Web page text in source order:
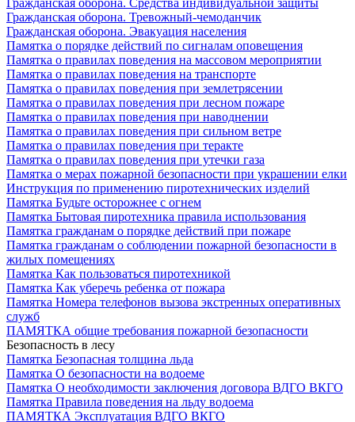
Гражданская оборона. Тревожный-чемоданчик
Гражданская оборона. Эвакуация населения
Памятка о порядке действий по сигналам оповещения
Памятка о правилах поведения на массовом мероприятии
Памятка о правилах поведения на транспорте
Памятка о правилах поведения при землетрясении
Памятка о правилах поведения при лесном пожаре
Памятка о правилах поведения при наводнении
Памятка о правилах поведения при сильном ветре
Памятка о правилах поведения при теракте
Памятка о правилах поведения при утечки газа
Памятка о мерах пожарной безопасности при украшении елки
Инструкция по применению пиротехнических изделий
Памятка Будьте осторожнее с огнем
Памятка Бытовая пиротехника правила использования
Памятка гражданам о порядке действий при пожаре
Памятка гражданам о соблюдении пожарной безопасности в
жилых помещениях
Памятка Как пользоваться пиротехникой
Памятка Как уберечь ребенка от пожара
Памятка Номера телефонов вызова экстренных оперативных
служб
ПАМЯТКА общие требования пожарной безопасности
Безопасность в лесу
Памятка Безопасная толщина льда
Памятка О безопасности на водоеме
Памятка О необходимости заключения договора ВДГО ВКГО
Памятка Правила поведения на льду водоема
ПАМЯТКА Эксплуатация ВДГО ВКГО